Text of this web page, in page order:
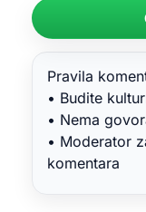
Pravila
• Budite
• Nema
• Moderator
komentara